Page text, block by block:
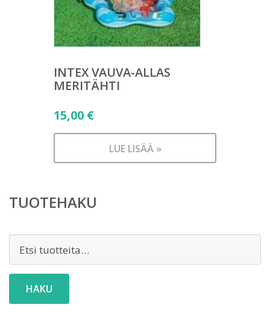
INTEX VAUVA-ALLAS
MERITÄHTI
15,00 €
LUE LISÄÄ »
TUOTEHAKU
HAKU